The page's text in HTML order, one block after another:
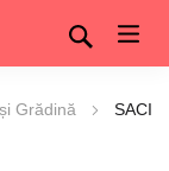
Grădină
SACI